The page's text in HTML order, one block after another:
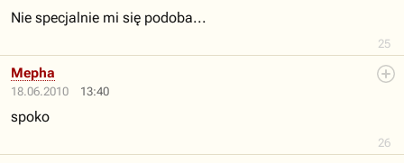
25
Nie specjalnie mi się podoba...
18.06.2010 13:40
26
Mepha
spoko